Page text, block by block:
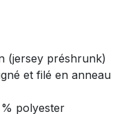
(jersey préshrunk)
et filé en anneau
polyester